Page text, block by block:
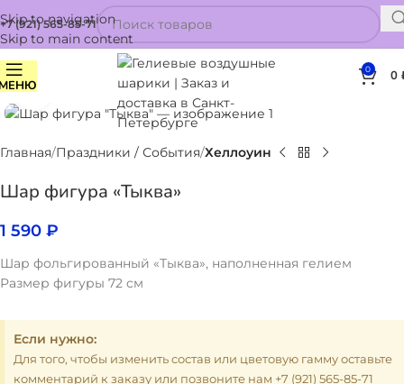
Skip to navigation
Skip to main content
+7 (921) 565-85-71
0 0
Нажмите, чтобы увеличить
Главная Праздники / События Хеллоуин
Шар фигура «Тыква»
1 590 ₽
Шар фольгированный «Тыква», наполненная гелием
Размер фигуры 72 см
Если нужно:
Для того, чтобы изменить состав или цветовую гамму оставьте
комментарий к заказу или позвоните нам +7 (921) 565-85-71